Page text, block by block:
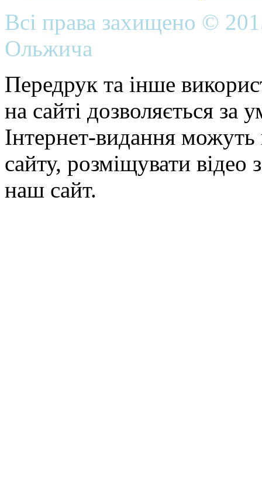
Всі права захищено ©
Ольжича
Передрук та інше
на сайті дозволяється
Інтернет-видання можуть
сайту, розміщувати відео
наш сайт.